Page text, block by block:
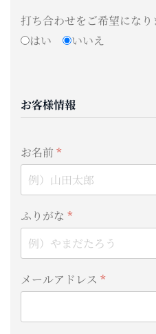
打ち合わせをご希望になり
はい
いいえ
お客様情報
お名前 *
ふりがな *
メールアドレス *